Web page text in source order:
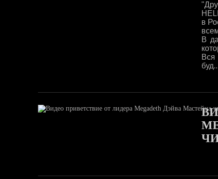
в
В
Вся